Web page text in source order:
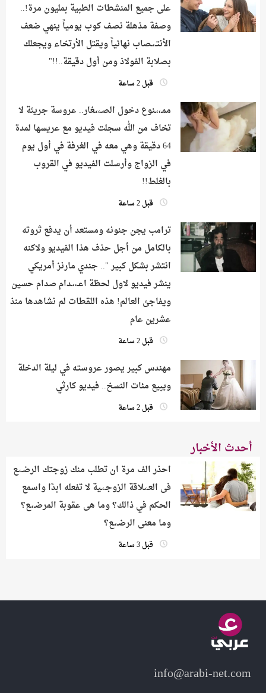
على جميع المنشطات الطبية بمليون مرة!..
وصفة مذهلة نصف كوب يومياً ينهي ضعف
الأنتـ،ـصاب نهائياً ويقتل الأرتخاء ويجعلك
بصلابة الفولاذ ومن أول دقيقة..!!"
قبل 2 ساعة
ممـ،،ـنوع دخول الصـ،،ـغار.. عروسة جريئة لا
تخاف من الله سجلت فيديو مع عريسها لمدة
64 دقيقة وهي معه في الغرفة في أول يوم
في الزواج وأرسلت الفيديو في القروب
بالغلط!!
قبل 2 ساعة
ترامب يجن جنونه ومستعد أن يدفع ثروته
بالكامل من أجل حذف هذا الفيديو ولاكنه
انتشر بشكل كبير ".. جندي مارنز أمريكي
ينشر فيديو لاول لحظة اعـ،،ـدام صدام حسين
ويفاجئ العالم! هذه اللقطات لم نشاهدها منذ
عشرين عام
قبل 2 ساعة
مهندس كبير يصور عروسته في ليلة الدخلة
ويبيع مئات النسخ.. فيديو كارثي
قبل 2 ساعة
أحدث الأخبار
احذر الف مرة ان تطلب منك زوجتك الرضـ،ـع
فى العـ،ـلاقة الزوجـ،ـية لا تفعله ابدًا واسمع
الحكم في ذالك؟ وما هى عقوبة المرضـ،ـع؟
وما معنى الرضـ،ـع؟
قبل 3 ساعة
info@arabi-net.com